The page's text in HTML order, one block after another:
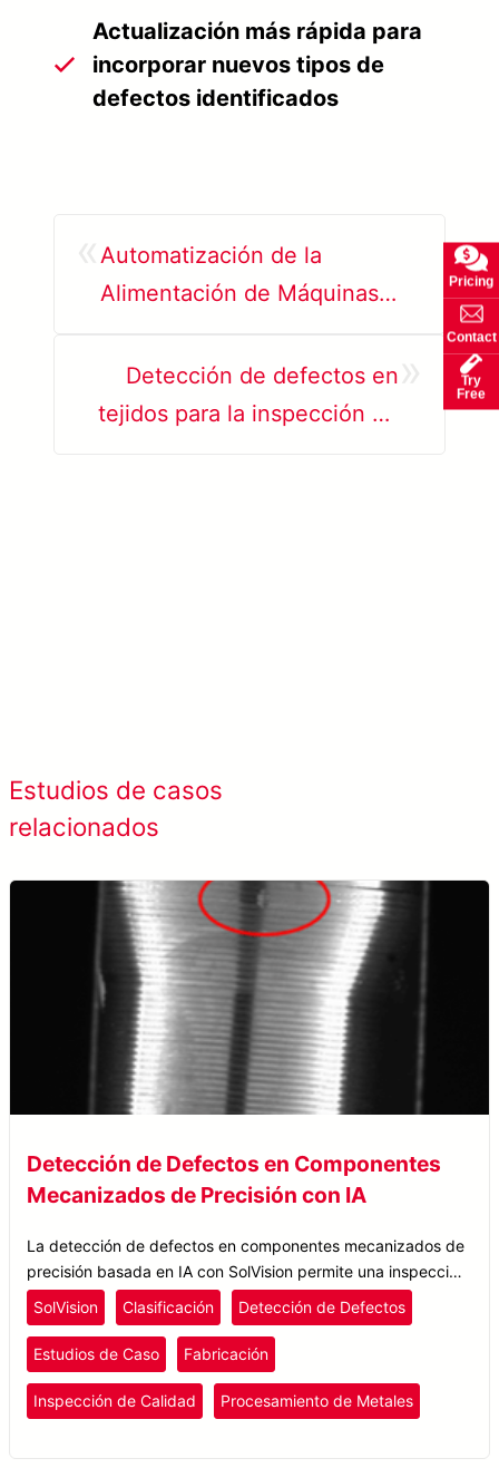
Actualización más rápida para
incorporar nuevos tipos de
defectos identificados
Automatización de la
Alimentación de Máquinas
Robotizado 3D
Detección de defectos en
tejidos para la inspección de
Estudios de casos
relacionados
Detección de Defectos en Componentes
Mecanizados de Precisión con IA
La detección de defectos en componentes mecanizados de
precisión basada en IA con SolVision permite una inspección
fiable de rayaduras, marcas de herramienta e irregularidades
superficiales.
SolVision Clasificación Detección de Defectos
Estudios de Caso Fabricación
Inspección de Calidad Procesamiento de Metales
Pricing
Contact
Try
Free